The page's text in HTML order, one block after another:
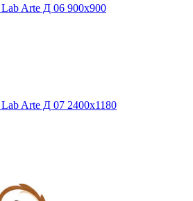
Arte Д 06 900х900
Arte Д 07 2400х1180